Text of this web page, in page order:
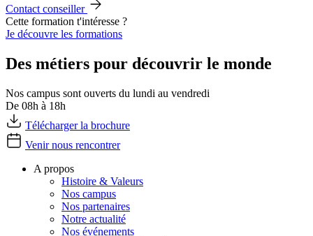
Contact conseiller
Cette formation t'intéresse ?
Je découvre les formations
Des métiers pour découvrir le monde
Nos campus sont ouverts du lundi au vendredi
De 08h à 18h
Télécharger la brochure
Venir nous rencontrer
A propos
Histoire & Valeurs
Nos campus
Nos partenaires
Notre actualité
Nos événements